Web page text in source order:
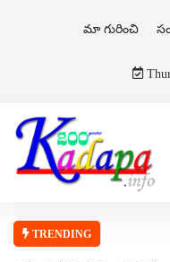
మా గురించి
TRENDING